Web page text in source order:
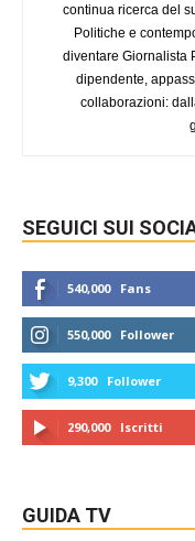
continua ricerca del
Politiche e
diventare Giornalista
dipendente,
collaborazioni:
SEGUICI SUI
540,000 Fans
550,000 Follower
9,300 Follower
290,000 Iscritti
GUIDA TV